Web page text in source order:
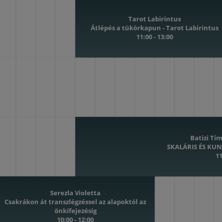
Tarot Labirintus
Átlépés a tükörkapun - Tarot Labirintus
11:00 - 13:00
Batizi
SKALÁRIS ÉS
Serezla Violetta
Csakrákon át transzlégzéssel az alapoktól az
önkifejezésig
10:00 - 12:00